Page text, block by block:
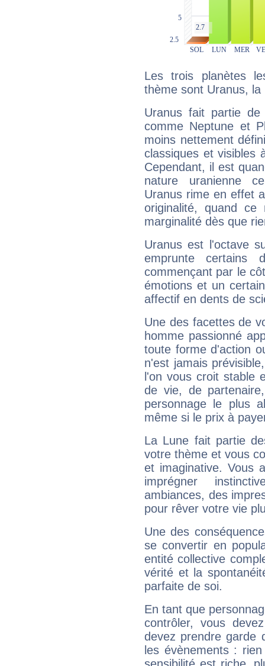
Les trois planètes
thème sont Uranus,
Uranus fait partie
comme Neptune et
moins nettement
classiques et visibles
Cependant, il est
nature uranienne
Uranus rime en effet
originalité, quand ce
marginalité dès que
Uranus est l'octave
emprunte
commençant par le
émotions et un
affectif en dents de
Une des facettes de
homme passionné
toute forme d'action
n'est jamais
l'on vous croit stable
de vie, de
personnage le plus
même si le prix à
La Lune fait partie
votre thème et vous
et imaginative. Vous
imprégner
ambiances, des
pour rêver votre vie
Une des
se convertir en
entité collective
vérité et la
parfaite de soi.
En tant que
contrôler, vous
devez prendre garde
les évènements :